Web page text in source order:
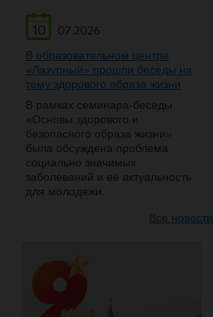
10
07.2026
В образовательном центре
«Лазурный» прошли беседы на
тему здорового образа жизни
В рамках семинара-беседы
«Основы здорового и
безопасного образа жизни»
была обсуждена проблема
социально значимых
заболеваний и её актуальность
для молодежи.
Все новости